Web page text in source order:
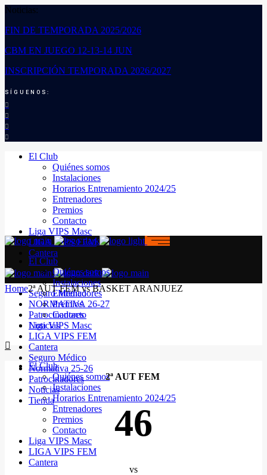
Noticias:
FIN DE TEMPORADA 2025/2026
CBM EN JUEGO 12-13-14 JUN
INSCRIPCIÓN TEMPORADA 2026/2027
SÍGUENOS:
El Club
Quiénes somos
Instalaciones
Horarios Entrenamiento 2024/25
Entrenadores
Premios
Contacto
Liga VIPS Masc
LIGA VIPS FEM
Cantera
Seguro Médico
NORMATIVA 26-27
Patrocinadores
Noticias
El Club
Quiénes somos
Instalaciones
Horarios Entrenamiento 2024/25
Entrenadores
Premios
Contacto
Liga VIPS Masc
LIGA VIPS FEM
Cantera
El Club
Quiénes somos
Instalaciones
Entrenadores
Premios
Contacto
Liga VIPS Masc
LIGA VIPS FEM
Cantera
Seguro Médico
Normativa 25-26
Patrocinadores
Noticias
Tienda
Home2ª AUT FEM vs BASKET ARANJUEZ
2ª AUT FEM
46
vs